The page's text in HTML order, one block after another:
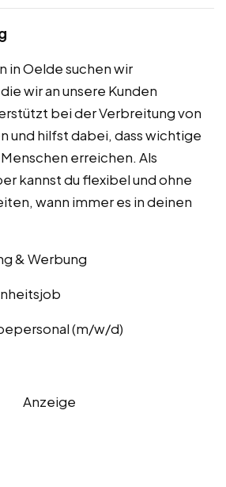
in Oelde suchen wir
wir an unsere Kunden
bei der Verbreitung von
und hilfst dabei, dass wichtige
erreichen. Als
kannst du flexibel und ohne
wann immer es in deinen
& Werbung
(m/w/d)
Anzeige